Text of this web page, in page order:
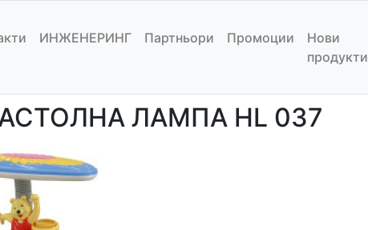
ИНЖЕНЕРИНГ Партньори Промоции
Нови
продукти
HL 037
ЛАМПА HL 037